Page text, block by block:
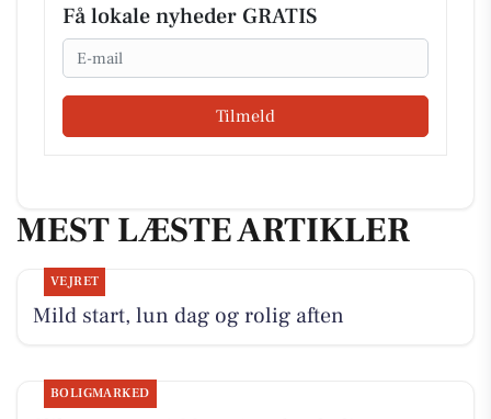
Få lokale nyheder GRATIS
Email
Tilmeld
MEST LÆSTE ARTIKLER
VEJRET
Mild start, lun dag og rolig aften
BOLIGMARKED